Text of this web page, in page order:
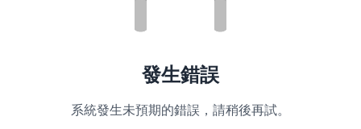
發生錯誤
系統發生未預期的錯誤，請稍後再試。